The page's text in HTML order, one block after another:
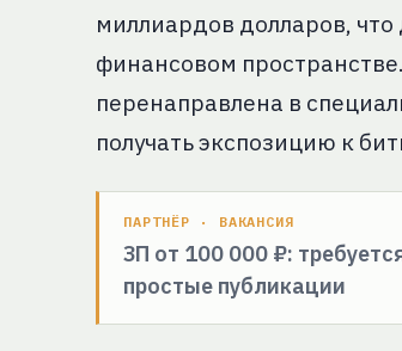
миллиардов долларов,
финансовом
перенаправлена в
получать экспозицию к
ПАРТНЁР · ВАКАНСИЯ
ЗП от 100 000 ₽:
простые публикации